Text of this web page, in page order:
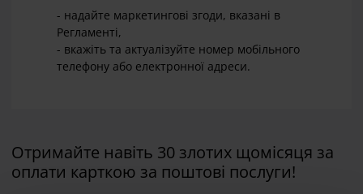
- надайте маркетингові згоди, вказані в
Регламенті,
- вкажіть та актуалізуйте номер мобільного
телефону або електронної адреси.
Отримайте навіть 30 злотих щомісяця за
оплати карткою за поштові послуги!